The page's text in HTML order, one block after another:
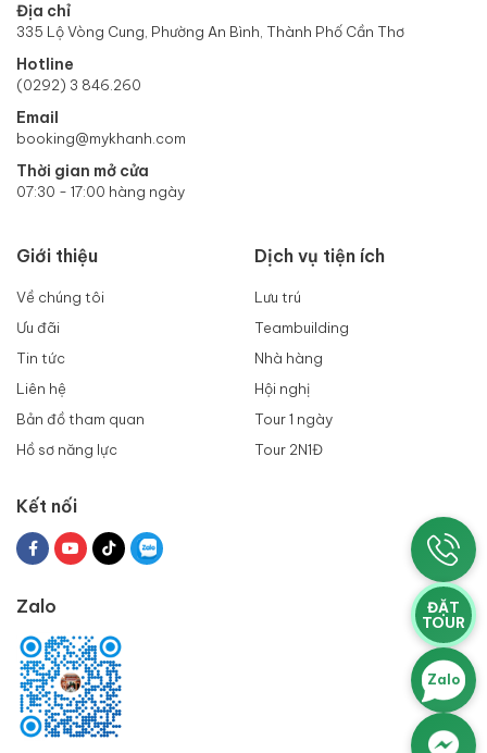
Địa chỉ
335 Lộ Vòng Cung, Phường An Bình, Thành Phố Cần Thơ
Hotline
(0292) 3 846.260
Email
booking@mykhanh.com
Thời gian mở cửa
07:30 - 17:00 hàng ngày
Giới thiệu
Về chúng tôi
Ưu đãi
Tin tức
Liên hệ
Bản đồ tham quan
Hồ sơ năng lực
Dịch vụ tiện ích
Lưu trú
Teambuilding
Nhà hàng
Hội nghị
Tour 1 ngày
Tour 2N1Đ
Kết nối
Zalo
ĐẶT
TOUR
Zalo